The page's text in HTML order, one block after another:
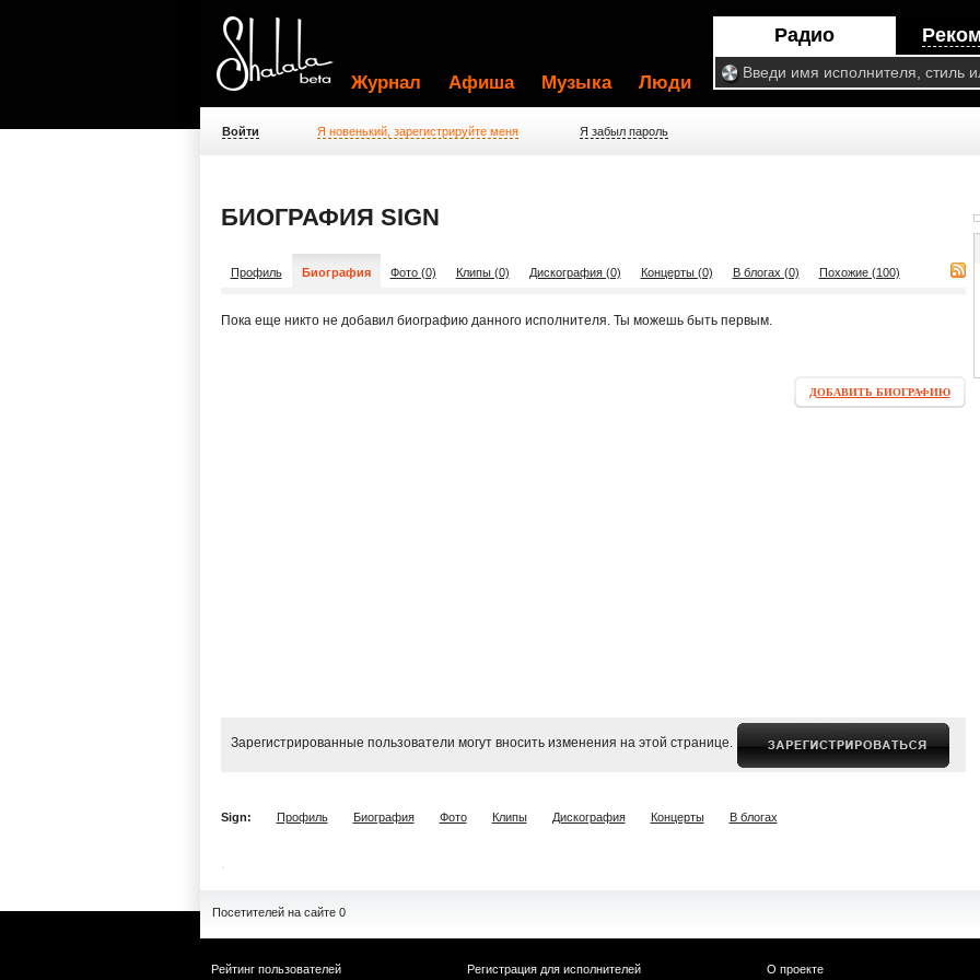
Радио
Журнал Афиша Музыка Люди
Войти Я новенький, зарегистрируйте меня Я забыл пароль
БИОГРАФИЯ SIGN
Профиль Биография Фото (0) Клипы (0) Дискография (0) Концерты (0) В блогах (0) Похожие (100)
Пока еще никто не добавил биографию данного исполнителя. Ты можешь быть первым.
ДОБАВИТЬ БИОГРАФИЮ
Зарегистрированные пользователи могут вносить изменения на этой странице.
Sign: Профиль Биография Фото Клипы Дискография Концерты В блогах
Посетителей на сайте 0
Рейтинг пользователей
Регистрация для исполнителей
О проекте